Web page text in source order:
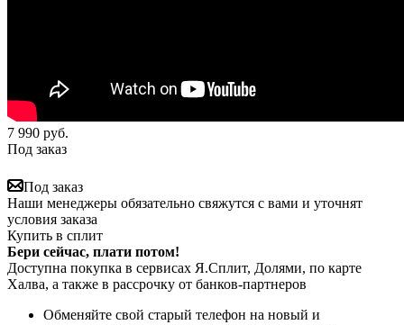
7 990 руб.
Под заказ
Под заказ
Наши менеджеры обязательно свяжутся с вами и уточнят
условия заказа
Купить в сплит
Бери сейчас, плати потом!
Доступна покупка в сервисах Я.Сплит, Долями, по карте
Халва, а также в рассрочку от банков-партнеров
Обменяйте свой старый телефон на новый и